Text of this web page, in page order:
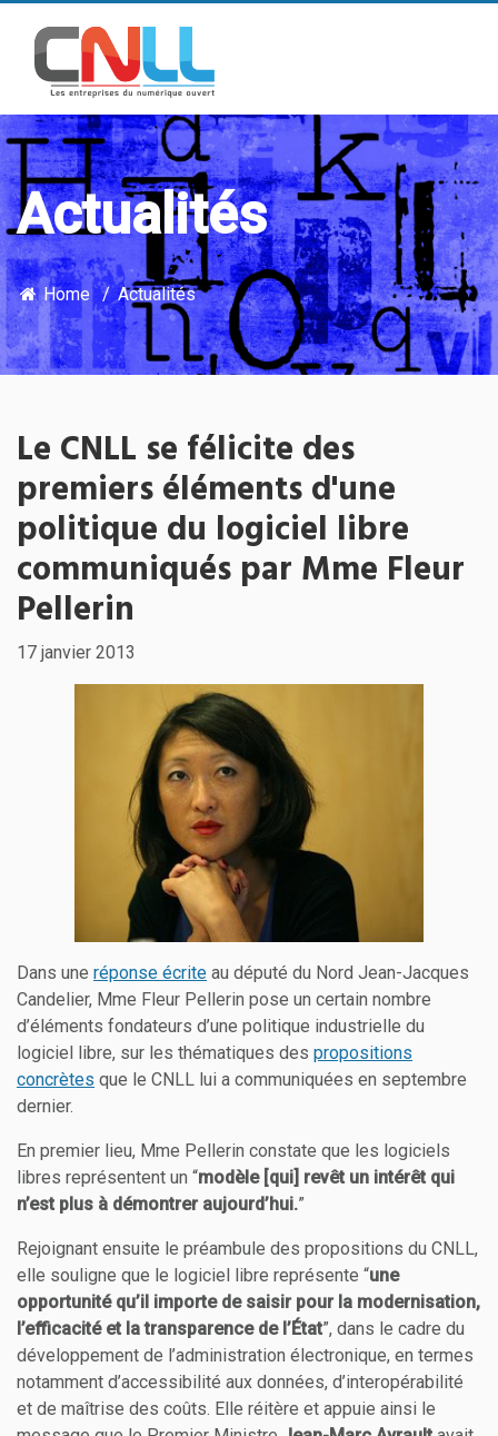
Actualités
Home Actualités
Le CNLL se félicite des
premiers éléments d'une
politique du logiciel libre
communiqués par Mme Fleur
Pellerin
17 janvier 2013
Dans une réponse écrite au député du Nord Jean-Jacques
Candelier, Mme Fleur Pellerin pose un certain nombre
d’éléments fondateurs d’une politique industrielle du
logiciel libre, sur les thématiques des propositions
concrètes que le CNLL lui a communiquées en septembre
dernier.
En premier lieu, Mme Pellerin constate que les logiciels
libres représentent un “modèle [qui] revêt un intérêt qui
n’est plus à démontrer aujourd’hui.”
Rejoignant ensuite le préambule des propositions du CNLL,
elle souligne que le logiciel libre représente “une
opportunité qu’il importe de saisir pour la modernisation,
l’efficacité et la transparence de l’État”, dans le cadre du
développement de l’administration électronique, en termes
notamment d’accessibilité aux données, d’interopérabilité
et de maîtrise des coûts. Elle réitère et appuie ainsi le